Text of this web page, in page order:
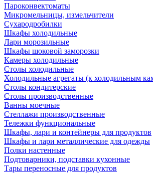
Пароконвектоматы
Микромельницы, измельчители
Сухародробилки
Шкафы холодильные
Лари морозильные
Шкафы шоковой заморозки
Камеры холодильные
Столы холодильные
Холодильные агрегаты (к холодильным
Столы кондитерские
Столы производственные
Ванны моечные
Стеллажи производственные
Тележки функциональные
Шкафы, лари и контейнеры для продуктов
Шкафы и лари металлические для одежды
Полки настенные
Подтоварники, подставки кухонные
Тары переносные для продуктов